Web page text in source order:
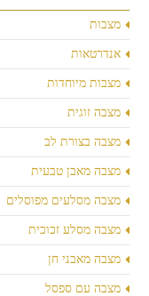
מצבות
אנדרטאות
מצבות מיוחדות
מצבה זוגית
מצבה בצורת לב
מצבה מאבן טבעית
מצבה מסלעים מפוסלים
מצבה מסלע זכוכית
מצבה מאבני חן
מצבה עם ספסל